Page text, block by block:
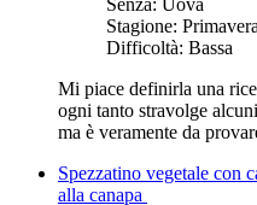
Stagione: Primavera
Difficoltà: Bassa
Mi piace definirla una
ogni tanto stravolge
ma è veramente da
Spezzatino vegetale con
alla canapa